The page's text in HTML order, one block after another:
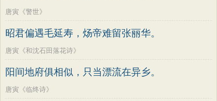
唐寅《警世》
昭君偏遇毛延寿，炀帝难留张丽华。
唐寅《和沈石田落花诗》
阳间地府俱相似，只当漂流在异乡。
唐寅《临终诗》